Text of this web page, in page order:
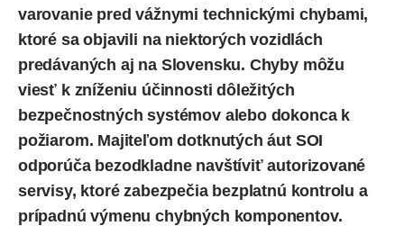
varovanie pred vážnymi technickými chybami,
ktoré sa objavili na niektorých vozidlách
predávaných aj na Slovensku. Chyby môžu
viesť k zníženiu účinnosti dôležitých
bezpečnostných systémov alebo dokonca k
požiarom. Majiteľom dotknutých áut SOI
odporúča bezodkladne navštíviť autorizované
servisy, ktoré zabezpečia bezplatnú kontrolu a
prípadnú výmenu chybných komponentov.